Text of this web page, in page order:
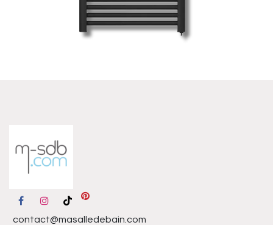
contact@masalledebain.com